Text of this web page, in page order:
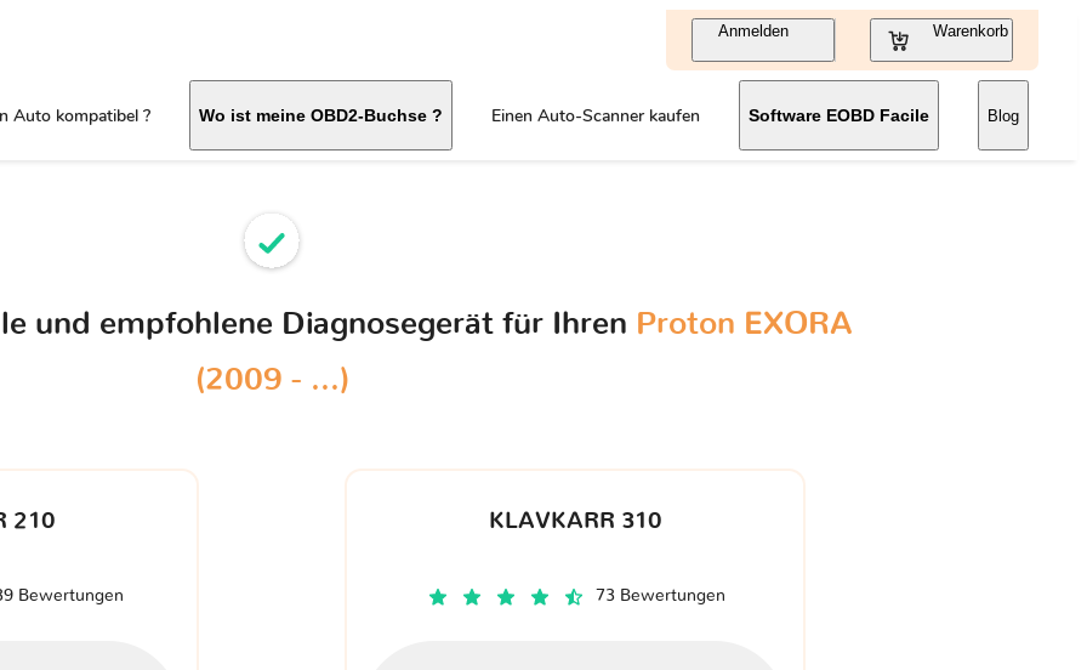
Anmelden Warenkorb
Auto kompatibel ? Wo ist meine OBD2-Buchse ? Einen Auto-Scanner kaufen Software EOBD Facile Blog
und empfohlene Diagnosegerät für Ihren Proton EXORA
(2009 - ...)
210
Bewertungen
KLAVKARR 310
73 Bewertungen